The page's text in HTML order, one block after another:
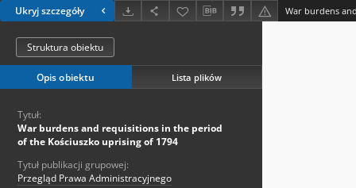
Ukryj szczegóły
Struktura obiektu
Opis obiektu Lista plików
Tytuł:
War burdens and requisitions in the period
of the Kościuszko uprising of 1794
Tytuł publikacji grupowej:
Przegląd Prawa Administracyjnego